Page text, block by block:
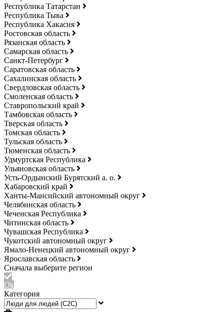
Республика Татарстан
Республика Тыва
Республика Хакасия
Ростовская область
Рязанская область
Самарская область
Санкт-Петербург
Саратовская область
Сахалинская область
Свердловская область
Смоленская область
Ставропольский край
Тамбовская область
Тверская область
Томская область
Тульская область
Тюменская область
Удмуртская Республика
Ульяновская область
Усть-Ордынский Бурятский а. о.
Хабаровский край
Ханты-Мансийский автономный округ
Челябинская область
Чеченская Республика
Читинская область
Чувашская Республика
Чукотский автономный округ
Ямало-Ненецкий автономный округ
Ярославская область
Ok
Категория